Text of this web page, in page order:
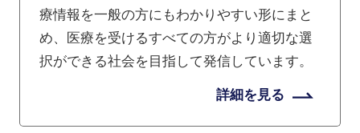
療情報を一般の方にもわかりやすい形にまと
め、医療を受けるすべての方がより適切な選
択ができる社会を目指して発信しています。
詳細を見る